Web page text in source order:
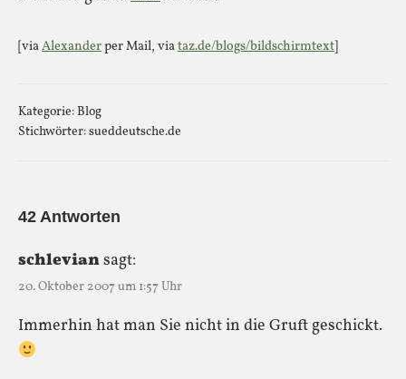
[viaAlexanderper Mail, viataz.de/blogs/bildschirmtext]
Kategorie:Blog
Stichwörter:sueddeutsche.de
42 Antworten
schleviansagt:
20. Oktober 2007 um 1:57 Uhr
Immerhin hat man Sie nicht in die Gruft geschickt.